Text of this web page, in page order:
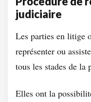
judiciaire
Les parties en litige
représenter ou
tous les stades de la
Elles ont la